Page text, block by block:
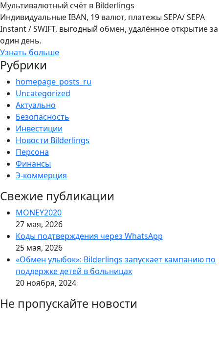
Мультивалютный счёт в Bilderlings
Индивидуальные IBAN, 19 валют, платежы SEPA/ SEPA
Instant / SWIFT, выгодный обмен, удалённое открытие за
один день.
Узнать больше
Рубрики
homepage_posts_ru
Uncategorized
Актуально
Безопасность
Инвестиции
Новости Bilderlings
Персона
Финансы
Э-коммерция
Свежие публикации
MONEY2020
27 мая, 2026
Коды подтверждения через WhatsApp
25 мая, 2026
«Обмен улыбок»: Bilderlings запускает кампанию по
поддержке детей в больницах
20 ноября, 2024
Не пропускайте новости